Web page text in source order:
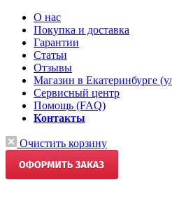
О нас
Покупка и доставка
Гарантии
Статьи
Отзывы
Магазин в Екатеринбурге
Сервисный центр
Помощь (FAQ)
Контакты
Очистить корзину